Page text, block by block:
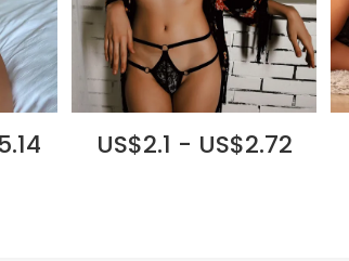
US$2.1 - US$2.72